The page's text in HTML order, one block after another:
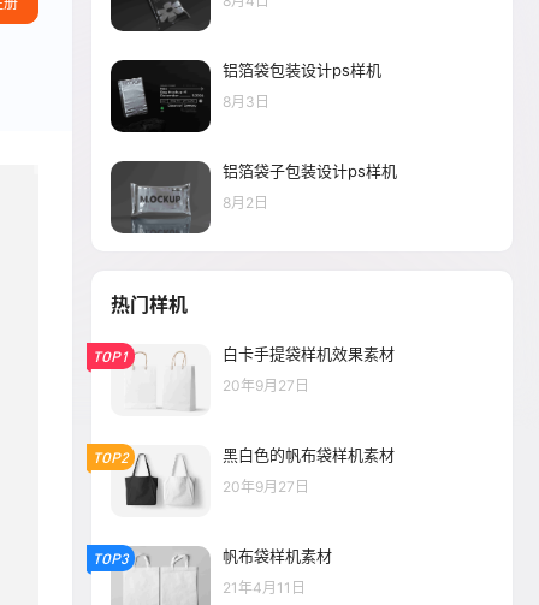
铝箔袋包装设计ps样机
8月3日
铝箔袋子包装设计ps样机
8月2日
热门样机
TOP1 白卡手提袋样机效果素材
20年9月27日
TOP2 黑白色的帆布袋样机素材
20年9月27日
TOP3 帆布袋样机素材
21年4月11日